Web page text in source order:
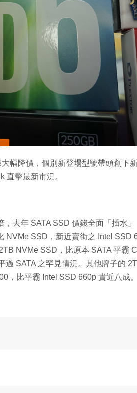
幅降價，個別新登場型號帶頭創下新
直擊最新市況。
，去年 SATA SSD 價錢全面「插水
NVMe SSD，新近賣街之 Intel SSD
NVMe SSD，比原本 SATA 平霸
過 SATA 之罕見情況。其他牌子的
，比平霸 Intel SSD 660p 貴近八成。